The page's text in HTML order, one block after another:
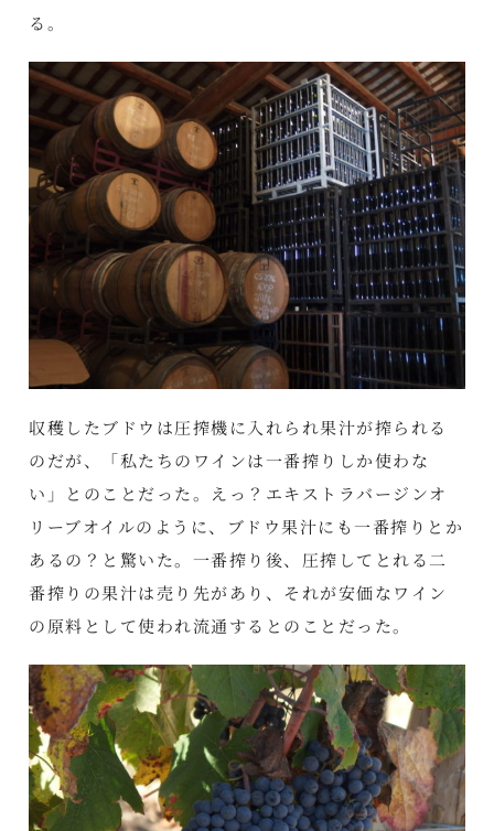
る。
収穫したブドウは圧搾機に入れられ果汁が搾られる
のだが、「私たちのワインは一番搾りしか使わな
い」とのことだった。えっ？エキストラバージンオ
リーブオイルのように、ブドウ果汁にも一番搾りとか
あるの？と驚いた。一番搾り後、圧搾してとれる二
番搾りの果汁は売り先があり、それが安価なワイン
の原料として使われ流通するとのことだった。